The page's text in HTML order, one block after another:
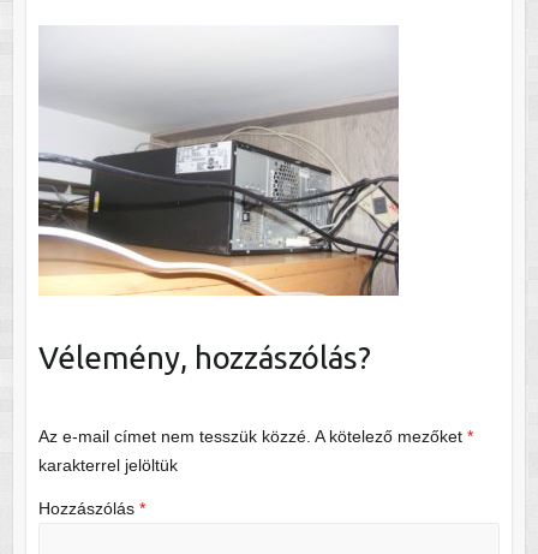
Vélemény, hozzászólás?
Az e-mail címet nem tesszük közzé. A kötelező mezőket *
karakterrel jelöltük
Hozzászólás *